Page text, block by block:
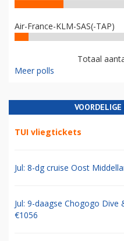
Air-France-KLM-SAS(-TAP)
Totaal
Meer polls
TUI vliegtickets
Jul: 8-dg cruise Oost
Jul: 9-daagse Chogogo Dive
€1056